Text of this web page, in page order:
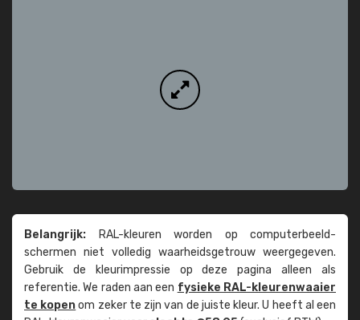
Belangrijk: RAL-kleuren worden op computer­beeld­
schermen niet volledig waarheids­­getrouw weer­gegeven.
Gebruik de kleur­impressie op deze pagina alleen als
referentie. We raden aan een fysieke RAL-kleuren­waaier
te kopenom zeker te zijn van de juiste kleur. U heeft al een